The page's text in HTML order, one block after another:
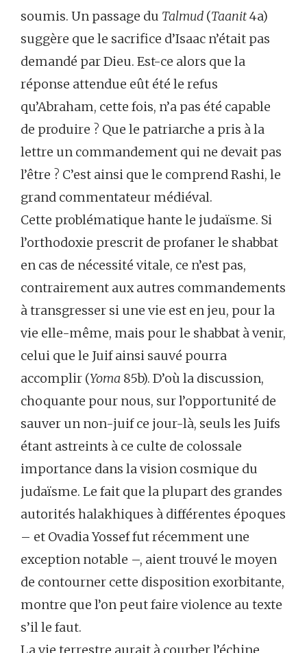
soumis. Un passage du Talmud (Taanit4a)
suggère que le sacrifice d’Isaac n’était pas
demandé par Dieu. Est-ce alors que la
réponse attendue eût été le refus
qu’Abraham, cette fois, n’a pas été capable
de produire ? Que le patriarche a pris à la
lettre un commandement qui ne devait pas
l’être ? C’est ainsi que le comprend Rashi, le
grand commentateur médiéval.
Cette problématique hante le judaïsme. Si
l’orthodoxie prescrit de profaner le shabbat
en cas de nécessité vitale, ce n’est pas,
contrairement aux autres commandements
à transgresser si une vie est en jeu, pour la
vie elle-même, mais pour le shabbat à venir,
celui que le Juif ainsi sauvé pourra
accomplir (Yoma 85b). D’où la discussion,
choquante pour nous, sur l’opportunité de
sauver un non-juif ce jour-là, seuls les Juifs
étant astreints à ce culte de colossale
importance dans la vision cosmique du
judaïsme. Le fait que la plupart des grandes
autorités halakhiques à différentes époques
– et Ovadia Yossef fut récemment une
exception notable –, aient trouvé le moyen
de contourner cette disposition exorbitante,
montre que l’on peut faire violence au texte
s’il le faut.
La vie terrestre aurait à courber l’échine